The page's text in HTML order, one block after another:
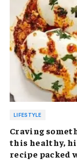
LIFESTYLE
Craving
this healthy,
recipe packed